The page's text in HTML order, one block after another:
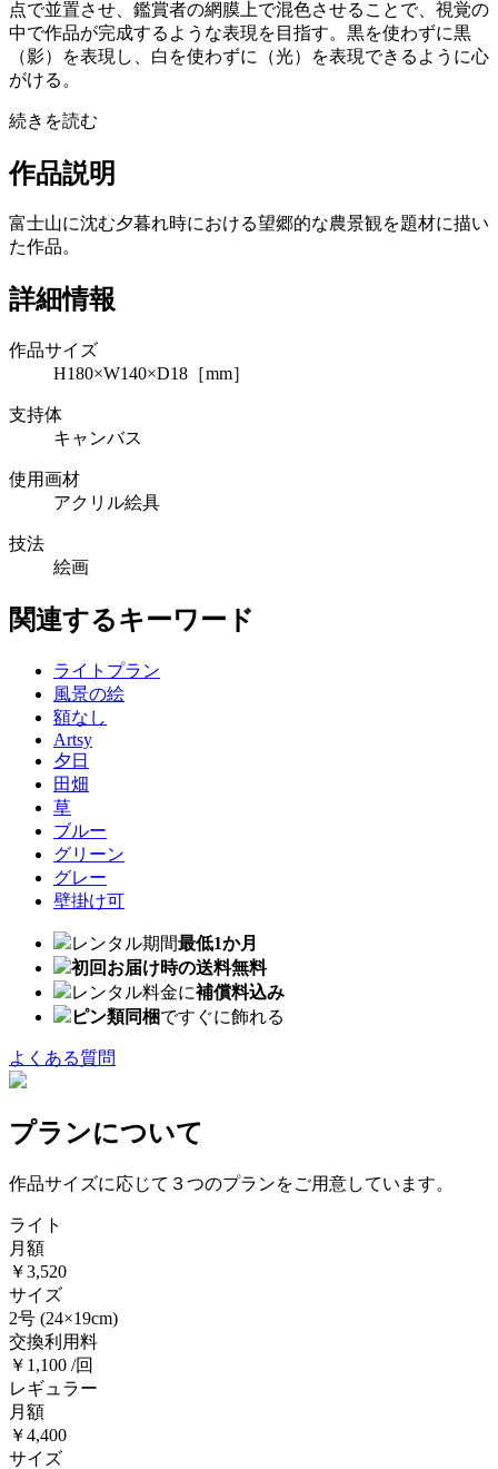
点で並置させ、鑑賞者の網膜上で混色させることで、視覚の
中で作品が完成するような表現を目指す。黒を使わずに黒
（影）を表現し、白を使わずに（光）を表現できるように心
がける。
続きを読む
作品説明
富士山に沈む夕暮れ時における望郷的な農景観を題材に描い
た作品。
詳細情報
作品サイズ
H180×W140×D18［mm］
支持体
キャンバス
使用画材
アクリル絵具
技法
絵画
関連するキーワード
ライトプラン
風景の絵
額なし
Artsy
夕日
田畑
草
ブルー
グリーン
グレー
壁掛け可
レンタル期間最低1か月
初回お届け時の送料無料
レンタル料金に補償料込み
ピン類同梱ですぐに飾れる
よくある質問
プランについて
作品サイズに応じて３つのプランをご用意しています。
ライト
月額
￥3,520
サイズ
2号 (24×19cm)
交換利用料
￥1,100 /回
レギュラー
月額
￥4,400
サイズ